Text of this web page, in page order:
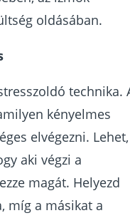
oldásában.
technika.
kényelmes
elvégezni. Lehet,
aki végzi a
magát. Helyezd
míg a másikat a